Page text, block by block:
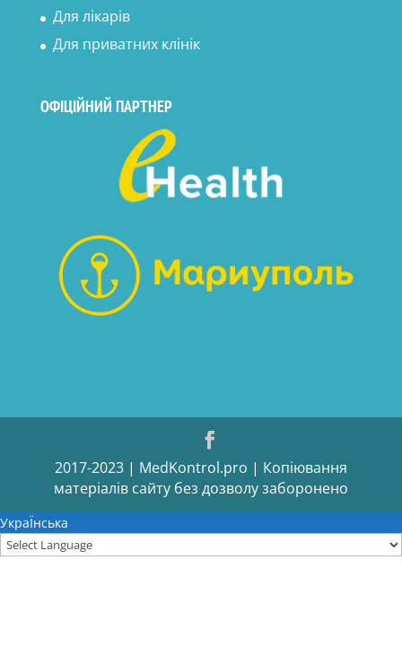
Для лікарів
Для приватних клінік
ОФІЦІЙНИЙ ПАРТНЕР
2017-2023 | MedKontrol.pro | Копіювання
матеріалів сайту без дозволу заборонено
УкраЇнська